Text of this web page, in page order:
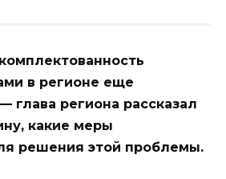
в регионе еще
глава региона рассказал
какие меры
решения этой проблемы.